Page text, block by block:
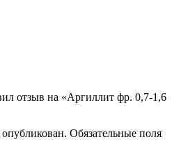
отзыв на «Аргиллит фр. 0,7-1,6
Обязательные поля